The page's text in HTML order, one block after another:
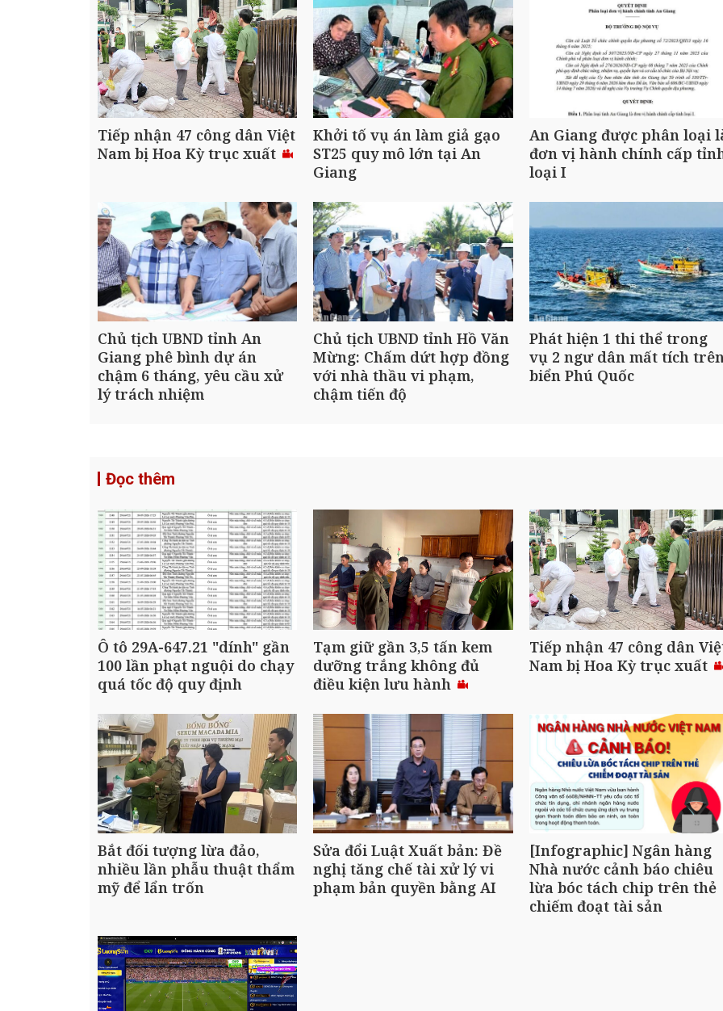
Tiếp nhận 47 công dân Việt
Nam bị Hoa Kỳ trục xuất
Khởi tố vụ án làm giả gạo
ST25 quy mô lớn tại An
Giang
An Giang được phân loại
đơn vị hành chính cấp
loại I
Chủ tịch UBND tỉnh An
Giang phê bình dự án
chậm 6 tháng, yêu cầu xử
lý trách nhiệm
Chủ tịch UBND tỉnh Hồ Văn
Mừng: Chấm dứt hợp đồng
với nhà thầu vi phạm,
chậm tiến độ
Phát hiện 1 thi thể trong
vụ 2 ngư dân mất tích
biển Phú Quốc
Đọc thêm
Ô tô 29A-647.21 "dính" gần
100 lần phạt nguội do chạy
quá tốc độ quy định
Tạm giữ gần 3,5 tấn kem
dưỡng trắng không đủ
điều kiện lưu hành
Tiếp nhận 47 công dân
Nam bị Hoa Kỳ trục xuất
Bắt đối tượng lừa đảo,
nhiều lần phẫu thuật thẩm
mỹ để lẩn trốn
Sửa đổi Luật Xuất bản: Đề
nghị tăng chế tài xử lý vi
phạm bản quyền bằng AI
[Infographic] Ngân hàng
Nhà nước cảnh báo chiêu
lừa bóc tách chip trên thẻ
chiếm đoạt tài sản